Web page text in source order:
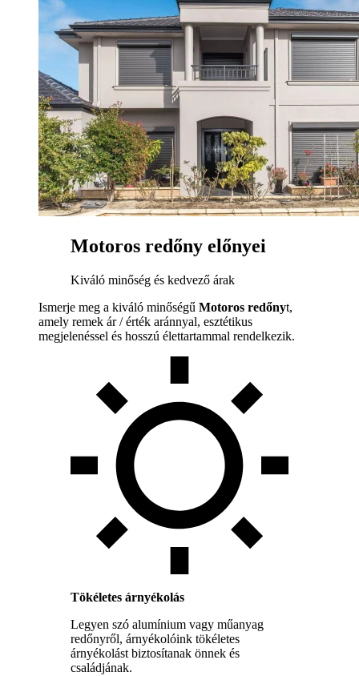
Motoros redőny előnyei
Kiváló minőség és kedvező árak
Ismerje meg a kiváló minőségű Motoros redőnyt,
amely remek ár / érték aránnyal, esztétikus
megjelenéssel és hosszú élettartammal rendelkezik.
Tökéletes árnyékolás
Legyen szó alumínium vagy műanyag
redőnyről, árnyékolóink tökéletes
árnyékolást biztosítanak önnek és
családjának.